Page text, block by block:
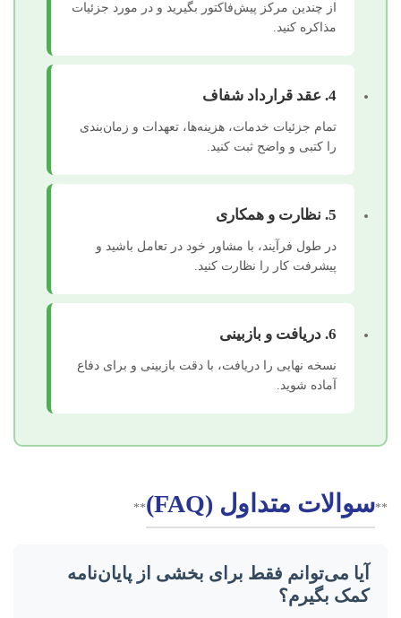
از چندین مرکز پیش‌فاکتور بگیرید و در مورد جزئیات
مذاکره کنید.
4. عقد قرارداد شفاف
تمام جزئیات خدمات، هزینه‌ها، تعهدات و زمان‌بندی
را کتبی و واضح ثبت کنید.
5. نظارت و همکاری
در طول فرآیند، با مشاور خود در تعامل باشید و
پیشرفت کار را نظارت کنید.
6. دریافت و بازبینی
نسخه نهایی را دریافت، با دقت بازبینی و برای دفاع
آماده شوید.
**سوالات متداول (FAQ) **
آیا می‌توانم فقط برای بخشی از پایان‌نامه
کمک بگیرم؟